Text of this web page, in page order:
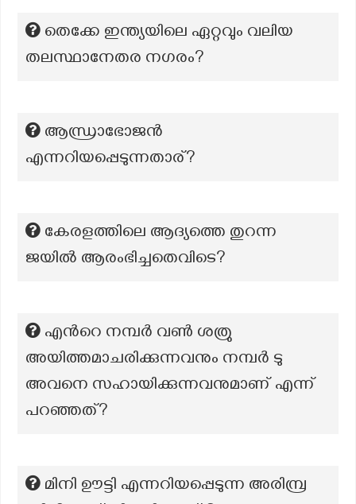
തെക്കേ ഇന്ത്യയിലെ ഏറ്റവും വലിയ
തലസ്ഥാനേതര നഗരം?
ആന്ധ്രാഭോജന്‍
എന്നറിയപ്പെടുന്നതാര്?
കേരളത്തിലെ ആദ്യത്തെ തുറന്ന
ജയിൽ ആരംഭിച്ചതെവിടെ?
എന്‍റെ നമ്പർ വൺ ശത്രു
അയിത്തമാചരിക്കുന്നവനും നമ്പർ ടു
അവനെ സഹായിക്കുന്നവനുമാണ് എന്ന്
പറഞ്ഞത്?
മിനി ഊട്ടി എന്നറിയപ്പെടുന്ന അരിമ്പ്ര